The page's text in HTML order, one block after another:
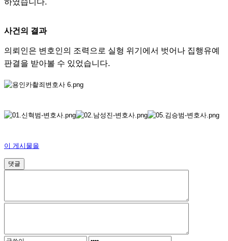
하였습니다.
사건의 결과
의뢰인은 변호인의 조력으로 실형 위기에서 벗어나 집행유예
판결을 받아볼 수 있었습니다.
이 게시물을
댓글